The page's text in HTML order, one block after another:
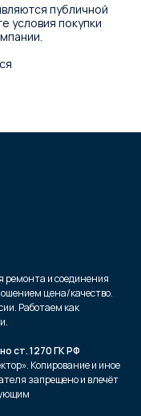
публичной
условия покупки
и соединения
цена/качество.
Работаем как
ст. 1270 ГК РФ
Копирование и иное
запрещено и влечёт